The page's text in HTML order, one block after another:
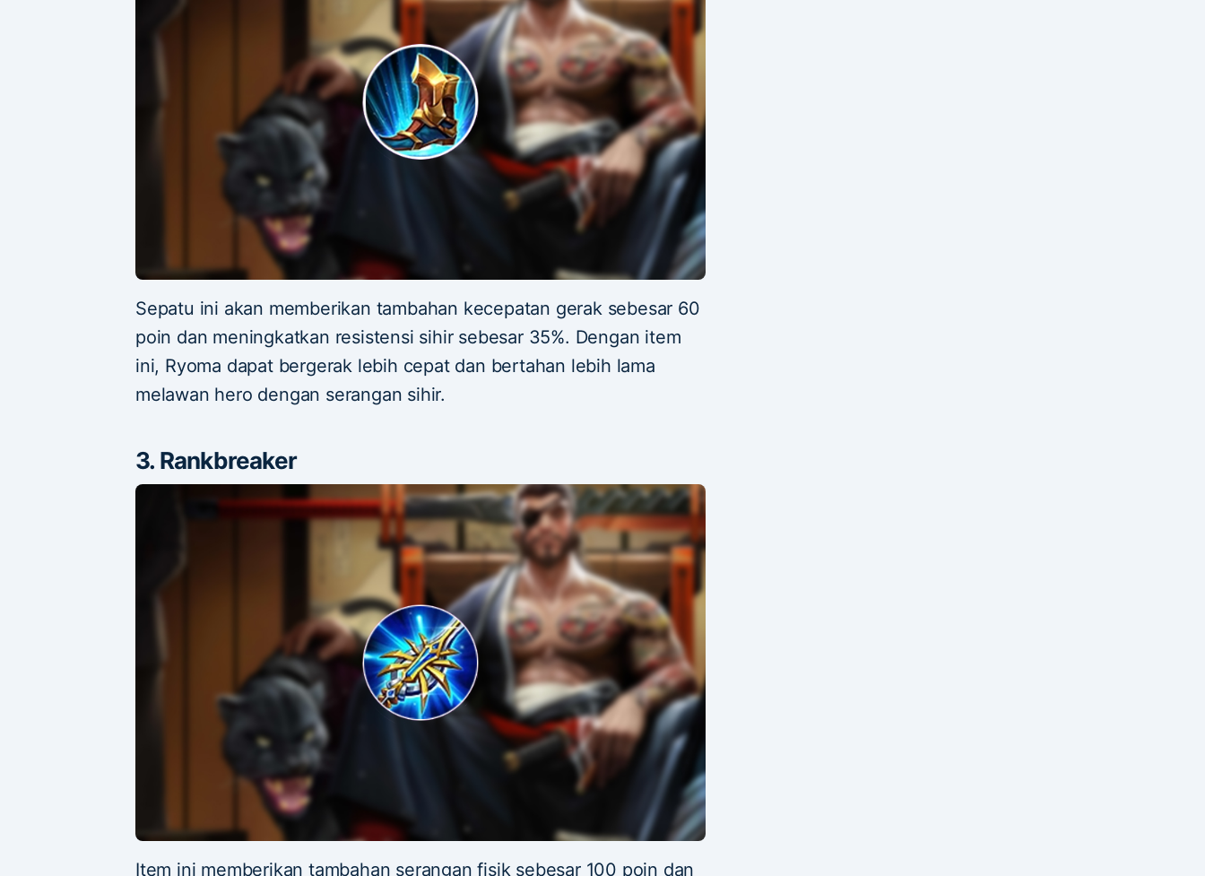
Sepatu ini akan memberikan tambahan kecepatan gerak sebesar 60
poin dan meningkatkan resistensi sihir sebesar 35%. Dengan item
ini, Ryoma dapat bergerak lebih cepat dan bertahan lebih lama
melawan hero dengan serangan sihir.
3. Rankbreaker
Item ini memberikan tambahan serangan fisik sebesar 100 poin dan